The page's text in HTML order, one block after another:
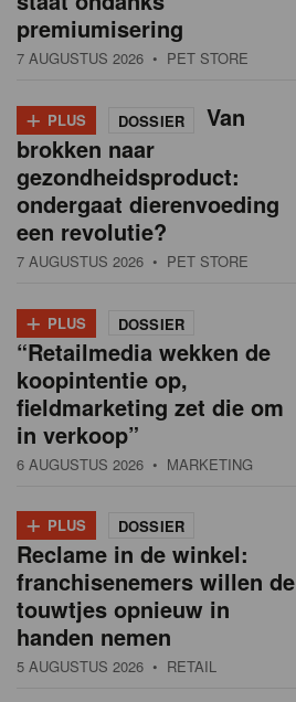
premiumisering
7 AUGUSTUS 2026 • PET STORE
+ PLUS DOSSIER
Van
brokken naar
gezondheidsproduct:
ondergaat dierenvoeding
een revolutie?
7 AUGUSTUS 2026 • PET STORE
+ PLUS DOSSIER
“Retailmedia wekken de
koopintentie op,
fieldmarketing zet die om
in verkoop”
6 AUGUSTUS 2026 • MARKETING
+ PLUS DOSSIER
Reclame in de winkel:
franchisenemers willen de
touwtjes opnieuw in
handen nemen
5 AUGUSTUS 2026 • RETAIL